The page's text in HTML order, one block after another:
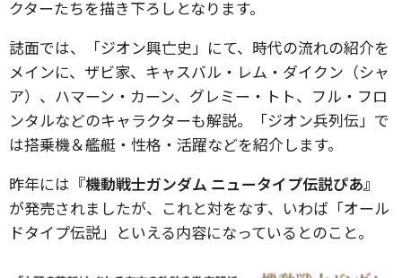
クターたちを描き下ろしとなります。
誌面では、「ジオン興亡史」にて、時代の流れの紹介を
メインに、ザビ家、キャスバル・レム・ダイクン（シャ
ア）、ハマーン・カーン、グレミー・トト、フル・フロ
ンタルなどのキャラクターも解説。「ジオン兵列伝」で
は搭乗機＆艦艇・性格・活躍などを紹介します。
昨年には 『機動戦士ガンダム ニュータイプ伝説ぴあ』
が発売されましたが、これと対をなす、いわば「オール
ドタイプ伝説」といえる内容になっているとのこと。